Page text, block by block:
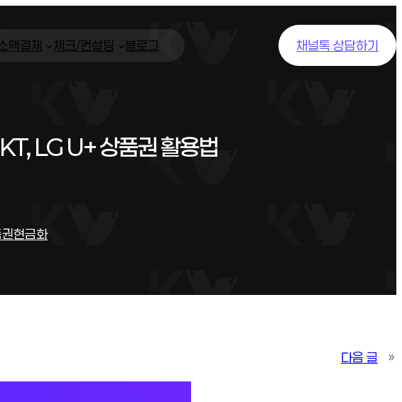
액결제 체크/컨설팅 블로그 채널톡 상담하기
LG U+ 상품권 활용법
현금화
다음 글 »